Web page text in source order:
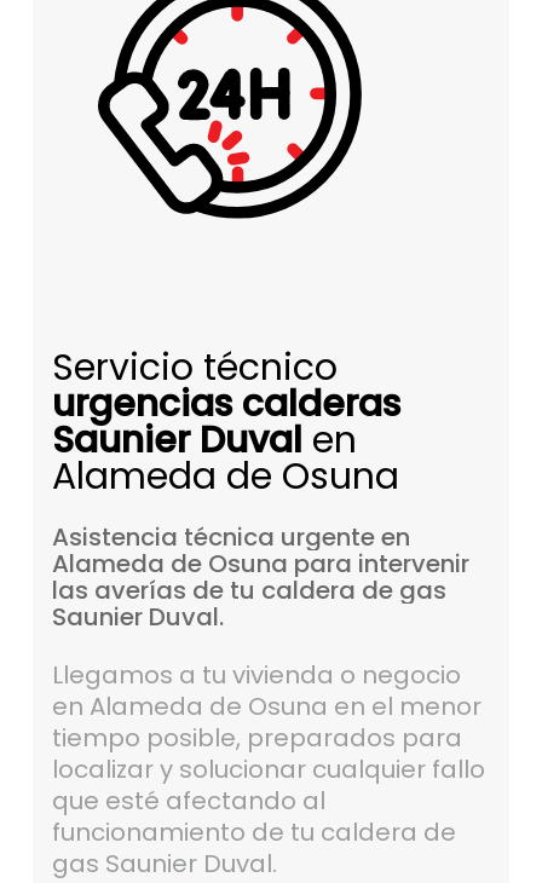
Servicio técnico
urgencias calderas
Saunier Duval en
Alameda de Osuna
Asistencia técnica urgenteen
Alameda de Osuna para intervenir
las averías de tu caldera de gas
Saunier Duval.
Llegamos a tu vivienda o negocio
en Alameda de Osuna en el menor
tiempo posible, preparados para
localizar y solucionar cualquier fallo
que esté afectando al
funcionamiento de tu caldera de
gas Saunier Duval.